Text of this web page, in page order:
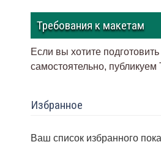
Требования к макетам
Если вы хотите подготовить
самостоятельно, публикуем
Избранное
Ваш список избранного пока